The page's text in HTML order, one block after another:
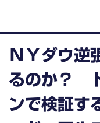
ＮＹダウ逆
るのか？
ンで検証す